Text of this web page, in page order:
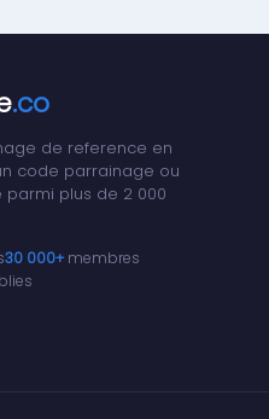
.co
de reference en
code parrainage ou
plus de 2 000
30 000+ membres